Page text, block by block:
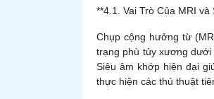
**4.1. Vai Trò Của MRI và
Chụp cộng hưởng từ
trạng phù tủy xương dưới
Siêu âm khớp hiện đại
thực hiện các thủ thuật